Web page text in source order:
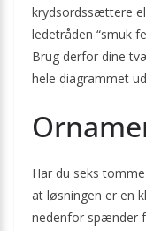
krydsordssættere
ledetråden “smuk
Brug derfor dine
hele diagrammet
Har du seks
at løsningen er en
nedenfor spænder